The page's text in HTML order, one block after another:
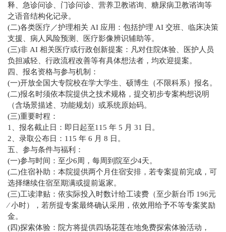
释、急诊问诊、门诊问诊、营养卫教谘询、糖尿病卫教谘询等
之语音结构化记录。
(二)各类医疗／护理相关 AI 应用：包括护理 AI 交班、临床决策
支援、病人风险预测、医疗影像辨识辅助等。
(三)非 AI 相关医疗或行政创新提案：凡对住院体验、医护人员
负担减轻、行政流程改善等有具体想法者，均欢迎提案。
四、报名资格与参与机制：
(一)开放全国大专院校在学大学生、硕博生（不限科系）报名。
(二)报名时须依本院提供之技术规格，提交初步专案构想说明
（含场景描述、功能规划）或系统原始码。
(三)重要时程：
1、报名截止日：即日起至115 年 5 月 31 日。
2、录取公布日：115 年 6 月 8 日。
五、参与条件与福利：
(一)参与时间：至少6周，每周到院至少4天。
(二)住宿补助：本院提供两个月住宿安排，若专案提前完成，可
选择继续住宿至期满或提前返家。
(三)工读津贴：依实际投入时数计给工读费（至少新台币 196元
∕ 小时），若所提专案最终确认采用，依效用给予不等专案奖励
金。
(四)探索体验：院方将提供四场花莲在地免费探索体验活动，